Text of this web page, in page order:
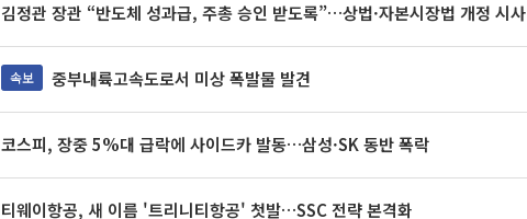
김정관 장관 “반도체 성과급, 주총 승인 받도록”…상법·자본시장법 개정 시사
속보 중부내륙고속도로서 미상 폭발물 발견
코스피, 장중 5%대 급락에 사이드카 발동…삼성·SK 동반 폭락
티웨이항공, 새 이름 '트리니티항공' 첫발…SSC 전략 본격화